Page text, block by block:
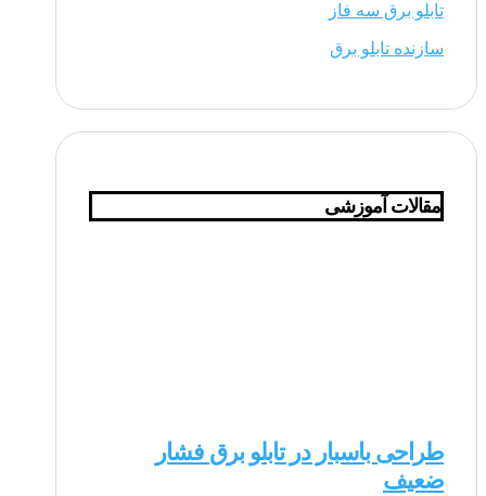
تابلو برق سه فاز
سازنده تابلو برق
مقالات آموزشی
طراحی باسبار در تابلو برق فشار
ضعیف